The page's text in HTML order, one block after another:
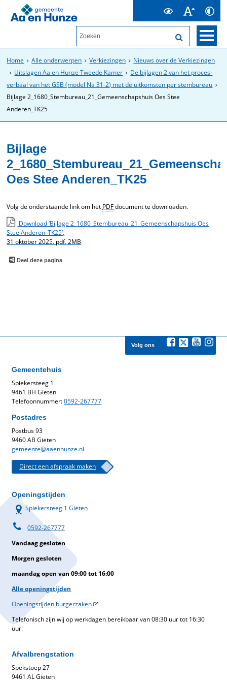
Home Alle onderwerpen Verkiezingen
Nieuws over de Verkiezingen
Uitslagen Aa en Hunze Tweede Kamer
De bijlagen 2 van het proces-
verbaal van het GSB (model Na 31-2) met de uitkomsten per stembureau
Bijlage 2_1680_Stembureau_21_Gemeenschapshuis Oes Stee
Anderen_TK25
Bijlage
Oes Stee Anderen_TK25
Volg de onderstaande link om het PDFdocument te downloaden.
Download ‘Bijlage 2_1680_Stembureau_21_Gemeenschapshuis Oes
Stee Anderen_TK25’,
31 oktober 2025, pdf, 2MB
Deel deze pagina
Volg ons
Gemeentehuis
Spiekersteeg 1
9461 BH Gieten
Telefoonnummer:0592-267777
Postadres
Postbus 93
9460 AB Gieten
gemeente@aaenhunze.nl
Direct een afspraak maken
Openingstijden
Spiekersteeg 1 Gieten
0592-267777
Vandaag gesloten
Morgen gesloten
maandag open van 09:00 tot 16:00
Alle openingstijden
Openingstijden burgerzaken
Telefonisch zijn wij op werkdagen bereikbaar van 08:30 uur tot 16:30
uur.
Afvalbrengstation
Spekstoep 27
9461 AL Gieten